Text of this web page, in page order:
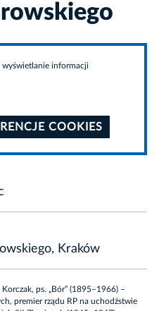
wyświetlanie informacji
COOKIES
Kraków
ps. „Bór” (1895–1966) –
premier rządu RP na uchodźstwie